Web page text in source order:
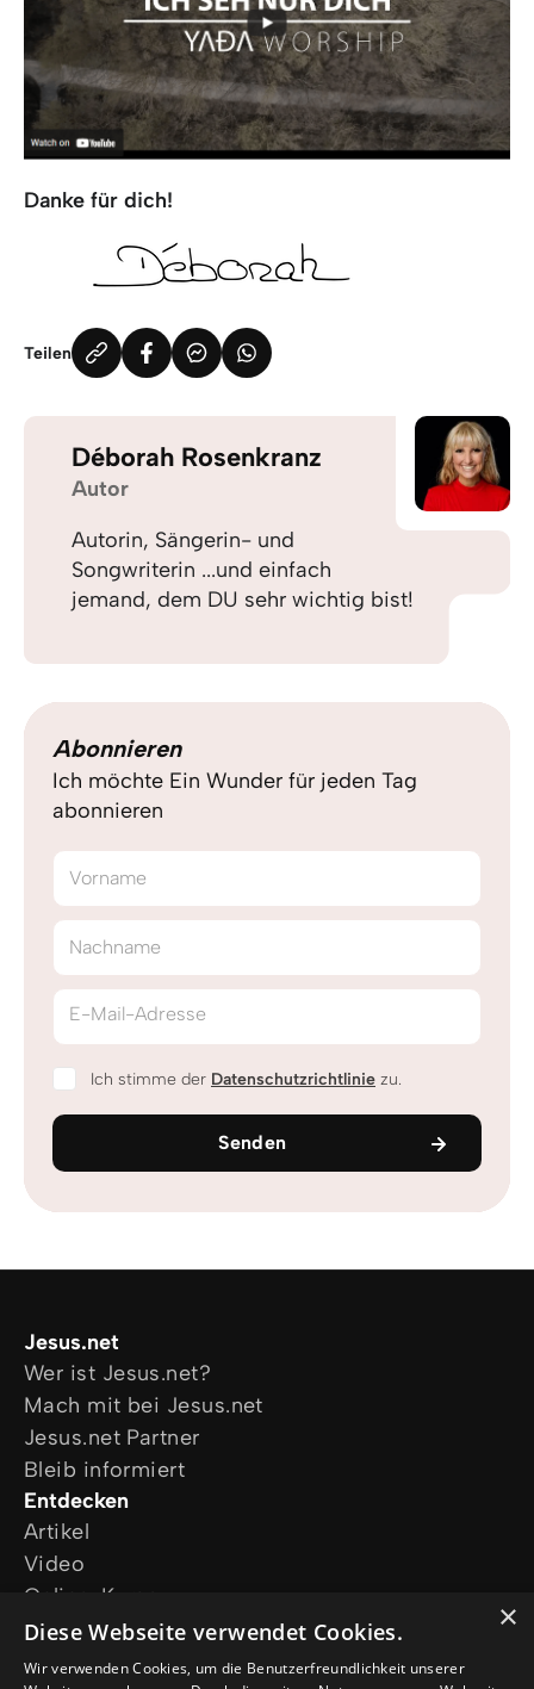
Danke für dich!
Teilen
Déborah Rosenkranz
Autor
Autorin, Sängerin- und
Songwriterin ...und einfach
jemand, dem DU sehr wichtig bist!
Abonnieren
Ich möchte Ein Wunder für jeden Tag
abonnieren
Vorname
Nachname
E-Mail-Adresse
Ich stimme der Datenschutzrichtlinie zu.
Senden
Jesus.net
Wer ist Jesus.net?
Mach mit bei Jesus.net
Jesus.net Partner
Bleib informiert
Entdecken
Artikel
Video
Online-Kurse
Unsere Projekte
Ich wünsche mir Gebet
×
Diese Webseite verwendet Cookies.
Wir verwenden Cookies, um die Benutzerfreundlichkeit unserer